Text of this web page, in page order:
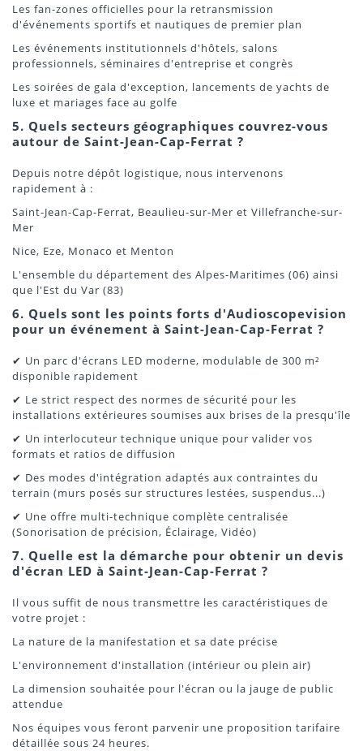
Les fan-zones officielles pour la retransmission
d'événements sportifs et nautiques de premier plan
Les événements institutionnels d'hôtels, salons
professionnels, séminaires d'entreprise et congrès
Les soirées de gala d'exception, lancements de yachts de
luxe et mariages face au golfe
5. Quels secteurs géographiques couvrez-vous
autour de Saint-Jean-Cap-Ferrat ?
Depuis notre dépôt logistique, nous intervenons
rapidement à :
Saint-Jean-Cap-Ferrat, Beaulieu-sur-Mer et Villefranche-sur-
Mer
Nice, Eze, Monaco et Menton
L'ensemble du département des Alpes-Maritimes (06) ainsi
que l'Est du Var (83)
6. Quels sont les points forts d'Audioscopevision
pour un événement à Saint-Jean-Cap-Ferrat ?
✔ Un parc d'écrans LED moderne, modulable de 300 m²
disponible rapidement
✔ Le strict respect des normes de sécurité pour les
installations extérieures soumises aux brises de la presqu'île
✔ Un interlocuteur technique unique pour valider vos
formats et ratios de diffusion
✔ Des modes d'intégration adaptés aux contraintes du
terrain (murs posés sur structures lestées, suspendus...)
✔ Une offre multi-technique complète centralisée
(Sonorisation de précision, Éclairage, Vidéo)
7. Quelle est la démarche pour obtenir un devis
d'écran LED à Saint-Jean-Cap-Ferrat ?
Il vous suffit de nous transmettre les caractéristiques de
votre projet :
La nature de la manifestation et sa date précise
L'environnement d'installation (intérieur ou plein air)
La dimension souhaitée pour l'écran ou la jauge de public
attendue
Nos équipes vous feront parvenir une proposition tarifaire
détaillée sous 24 heures.